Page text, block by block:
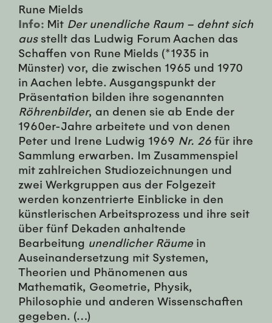
Rune Mields
Info: Mit Der unendliche Raum – dehnt sich
ausstellt das Ludwig Forum Aachen das
Schaffen von Rune Mields (*1935 in
Münster) vor, die zwischen 1965 und 1970
in Aachen lebte. Ausgangspunkt der
Präsentation bilden ihre sogenannten
Röhrenbilder, an denen sie ab Ende der
1960er-Jahre arbeitete und von denen
Peter und Irene Ludwig 1969 Nr. 26 für ihre
Sammlung erwarben. Im Zusammenspiel
mit zahlreichen Studiozeichnungen und
zwei Werkgruppen aus der Folgezeit
werden konzentrierte Einblicke in den
künstlerischen Arbeitsprozess und ihre seit
über fünf Dekaden anhaltende
Bearbeitung unendlicher Räume in
Auseinandersetzung mit Systemen,
Theorien und Phänomenen aus
Mathematik, Geometrie, Physik,
Philosophie und anderen Wissenschaften
gegeben. (…)